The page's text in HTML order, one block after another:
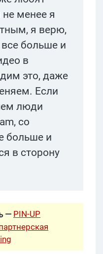
менее я
я верю,
больше и
в
это, даже
Если
люди
со
больше и
в сторону
— PIN-UP